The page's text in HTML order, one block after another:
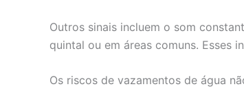
Outros sinais incluem o som
quintal ou em áreas comuns. Esses
Os riscos de vazamentos de água